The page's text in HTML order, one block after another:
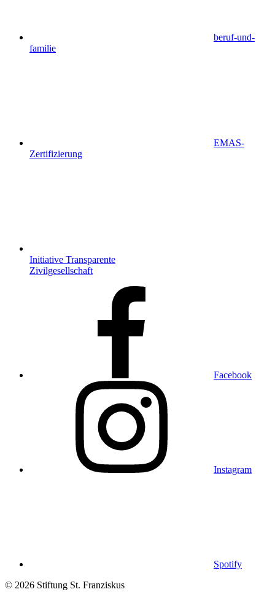
beruf-und-
familie
EMAS-
Zertifizierung
Initiative Transparente
Zivilgesellschaft
Facebook
Instagram
Spotify
© 2026 Stiftung St. Franziskus